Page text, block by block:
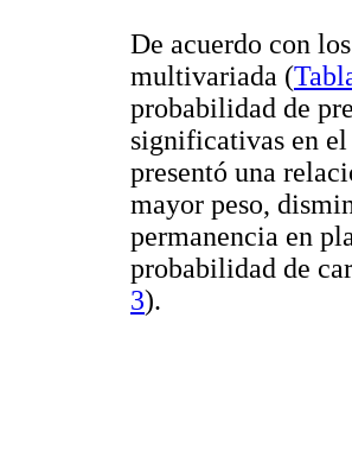
De acuerdo con
multivariada (
probabilidad de
significativas en el
presentó una
mayor peso,
permanencia en
probabilidad de
3).